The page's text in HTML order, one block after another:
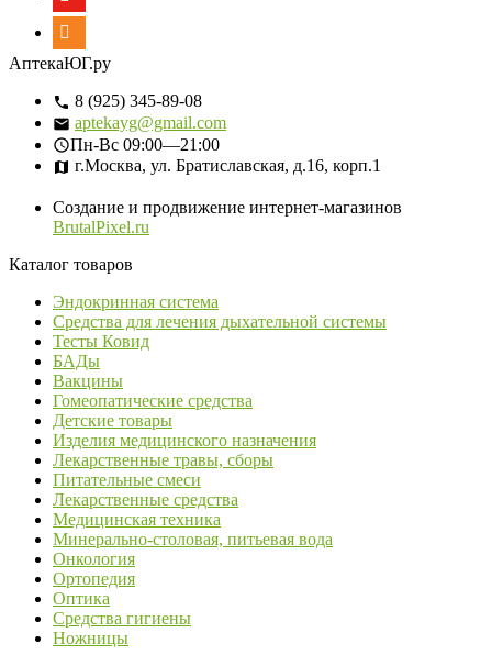
АптекаЮГ.ру
8 (925) 345-89-08
aptekayg@gmail.com
Пн-Вс 09:00—21:00
г.Москва, ул. Братиславская, д.16, корп.1
Создание и продвижение интернет-магазинов
BrutalPixel.ru
Каталог товаров
Эндокринная система
Средства для лечения дыхательной системы
Тесты Ковид
БАДы
Вакцины
Гомеопатические средства
Детские товары
Изделия медицинского назначения
Лекарственные травы, сборы
Питательные смеси
Лекарственные средства
Медицинская техника
Минерально-столовая, питьевая вода
Онкология
Ортопедия
Оптика
Средства гигиены
Ножницы